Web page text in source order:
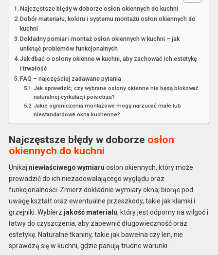
Najczęstsze błędy w doborze osłon okiennych do kuchni
Dobór materiału, koloru i systemu montażu osłon okiennych do
kuchni
Dokładny pomiar i montaż osłon okiennych w kuchni – jak
uniknąć problemów funkcjonalnych
Jak dbać o osłony okienne w kuchni, aby zachować ich estetykę
i trwałość
FAQ – najczęściej zadawane pytania
Jak sprawdzić, czy wybrane osłony okienne nie będą blokować
naturalnej cyrkulacji powietrza?
Jakie ograniczenia montażowe mogą narzucać małe lub
niestandardowe okna kuchenne?
Najczęstsze błędy w doborze osłon
okiennych do kuchni
Unikaj niewłaściwego wymiaru osłon okiennych, który może
prowadzić do ich niezadowalającego wyglądu oraz
funkcjonalności. Zmierz dokładnie wymiary okna; biorąc pod
uwagę kształt oraz ewentualne przeszkody, takie jak klamki i
grzejniki. Wybierz jakość materiału, który jest odporny na wilgoć i
łatwy do czyszczenia, aby zapewnić długowieczność oraz
estetykę. Naturalne tkaniny, takie jak bawełna czy len, nie
sprawdzą się w kuchni, gdzie panują trudne warunki.